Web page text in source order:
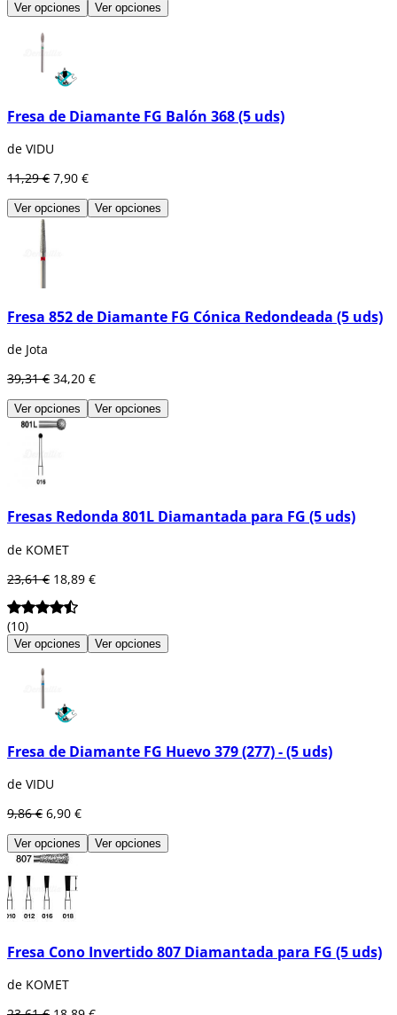
Ver opciones Ver opciones
Fresa de Diamante FG Balón 368 (5 uds)
de VIDU
11,29 € 7,90 €
Ver opciones Ver opciones
Fresa 852 de Diamante FG Cónica Redondeada (5 uds)
de Jota
39,31 € 34,20 €
Ver opciones Ver opciones
Fresas Redonda 801L Diamantada para FG (5 uds)
de KOMET
23,61 € 18,89 €
(10)
Ver opciones Ver opciones
Fresa de Diamante FG Huevo 379 (277) - (5 uds)
de VIDU
9,86 € 6,90 €
Ver opciones Ver opciones
Fresa Cono Invertido 807 Diamantada para FG (5 uds)
de KOMET